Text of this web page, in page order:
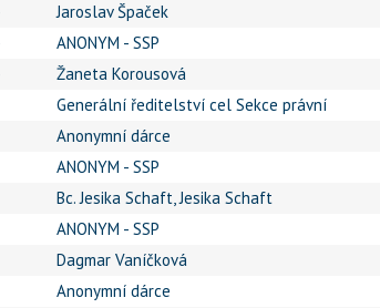
Jaroslav Špaček
ANONYM - SSP
Žaneta Korousová
Generální ředitelství cel Sekce právní
Anonymní dárce
ANONYM - SSP
Bc. Jesika Schaft, Jesika Schaft
ANONYM - SSP
Dagmar Vaníčková
Anonymní dárce